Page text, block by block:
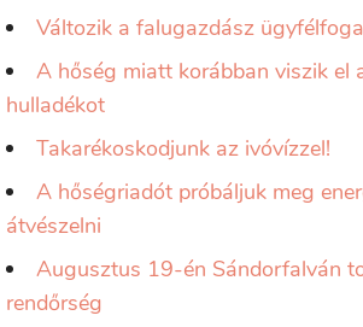
Változik a falugazdász
A hőség miatt korábban viszik el
hulladékot
Takarékoskodjunk az ivóvízzel!
A hőségriadót próbáljuk meg
átvészelni
Augusztus 19-én Sándorfalván
rendőrség